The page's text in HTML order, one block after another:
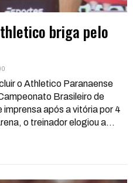
briga pelo
o Athletico Paranaense
Brasileiro de
após a vitória por 4
o treinador elogiou a…